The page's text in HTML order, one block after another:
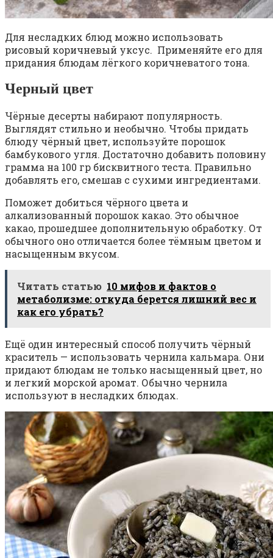
Для несладких блюд можно использовать
рисовый коричневый уксус. Применяйте его для
придания блюдам лёгкого коричневатого тона.
Черный цвет
Чёрные десерты набирают популярность.
Выглядят стильно и необычно. Чтобы придать
блюду чёрный цвет, используйте порошок
бамбукового угля. Достаточно добавить половину
грамма на 100 гр бисквитного теста. Правильно
добавлять его, смешав с сухими ингредиентами.
Поможет добиться чёрного цвета и
алкализованный порошок какао. Это обычное
какао, прошедшее дополнительную обработку. От
обычного оно отличается более тёмным цветом и
насыщенным вкусом.
Читать статью 10 мифов и фактов о
метаболизме: откуда берется лишний вес и
как его убрать?
Ещё один интересный способ получить чёрный
краситель — использовать чернила кальмара. Они
придают блюдам не только насыщенный цвет, но
и легкий морской аромат. Обычно чернила
используют в несладких блюдах.